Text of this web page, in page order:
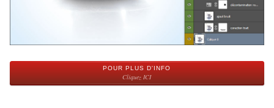
POUR PLUS D'INFO
Cliquez ICI